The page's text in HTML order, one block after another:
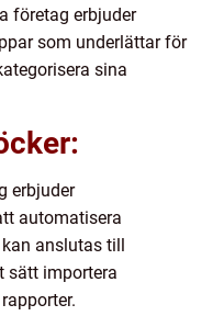
företag erbjuder
som underlättar för
sina
erbjuder
automatisera
anslutas till
sätt importera